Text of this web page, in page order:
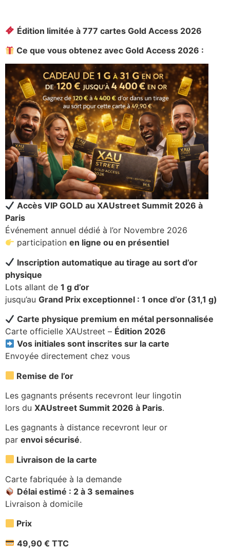
Édition limitée à 777 cartes Gold Access 2026
Ce que vous obtenez avec Gold Access 2026 :
Accès VIP GOLD au XAUstreet Summit 2026 à
Paris
Événement annuel dédié à l’or Novembre 2026
participationen ligne ou en présentiel
Inscription automatique au tirage au sort d’or
physique
Lots allant de 1 g d’or
jusqu’au Grand Prix exceptionnel : 1 once d’or (31,1 g)
Carte physique premium en métal personnalisée
Carte officielle XAUstreet – Édition 2026
Vos initiales sont inscrites sur la carte
Envoyée directement chez vous
Remise de l’or
Les gagnants présents recevront leur lingotin
lors du XAUstreet Summit 2026 à Paris.
Les gagnants à distance recevront leur or
par envoi sécurisé.
Livraison de la carte
Carte fabriquée à la demande
Délai estimé : 2 à 3 semaines
Livraison à domicile
Prix
49,90 € TTC